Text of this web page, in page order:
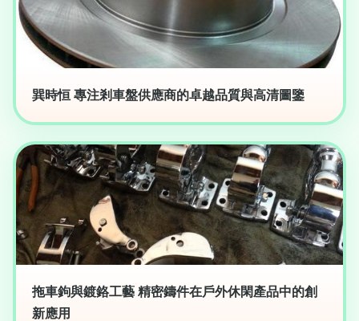
巽時恒 專注剎車盤供應商的卓越品質與高清圖鑒
拖車鉤與鍍鉻工藝 精密鑄件在戶外休閑產品中的創
新應用